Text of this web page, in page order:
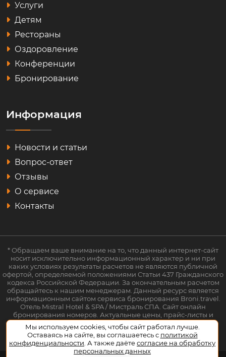
Услуги
Детям
Рестораны
Оздоровление
Конференции
Бронирование
Информация
Новости и статьи
Вопрос-ответ
Отзывы
О сервисе
Контакты
* Обращаем ваше внимание на то, что данный интернет-сайт
носит исключительно информационный характер и ни при
каких условиях результаты расчетов не являются публичной
офертой, определяемой положениями Статьи 437 Гражданского
кодекса Российской Федерации. За окончательным расчетом
обращайтесь к нашим менеджерам. Данный ресурс является
информационным сайтом сервиса бронирования Broni.travel.
Отель Mistral Hotel & SPA / Мистраль СПА. Сайт онлайн
бронирования номеров. Актуальные цены, прайс-листы и
наличие мест. Акции и спецпредложения. Выгодное
бронирование. Индивидуальный менеджер. Не является
официальным сайтом объекта размещения.
Мы используем cookies, чтобы сайт работал лучше.
Оставаясь на сайте, вы соглашаетесь с политикой
конфиденциальности . А также даётесогласие на обработку
персональных данных